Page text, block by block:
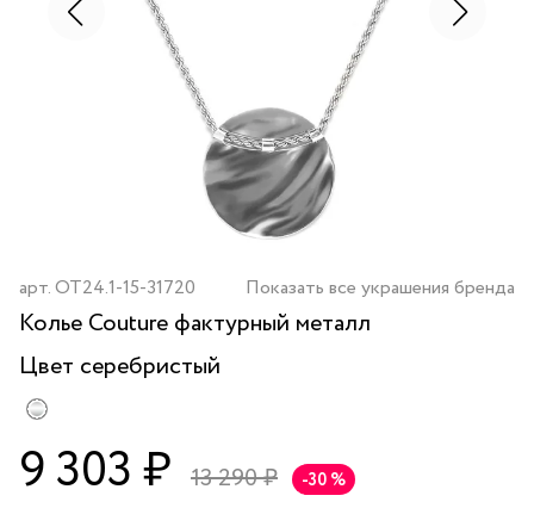
арт.OT24.1-15-31720 Показать все украшения бренда
Колье Couture фактурный металл
Цвет серебристый
9 303 ₽ 13 290 ₽ -30 %